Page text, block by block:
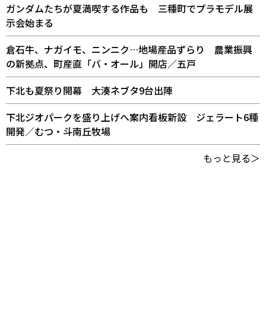
ガンダムたちが夏満喫する作品も 三種町でプラモデル展
示会始まる
倉石牛、ナガイモ、ニンニク…地場産品ずらり 農業振興
の新拠点、町産直「バ・オール」開店／五戸
下北も夏祭り開幕 大湊ネブタ9台出陣
下北ジオパークを盛り上げへ案内看板新設 ジェラート6種
開発／むつ・斗南丘牧場
もっと見る＞